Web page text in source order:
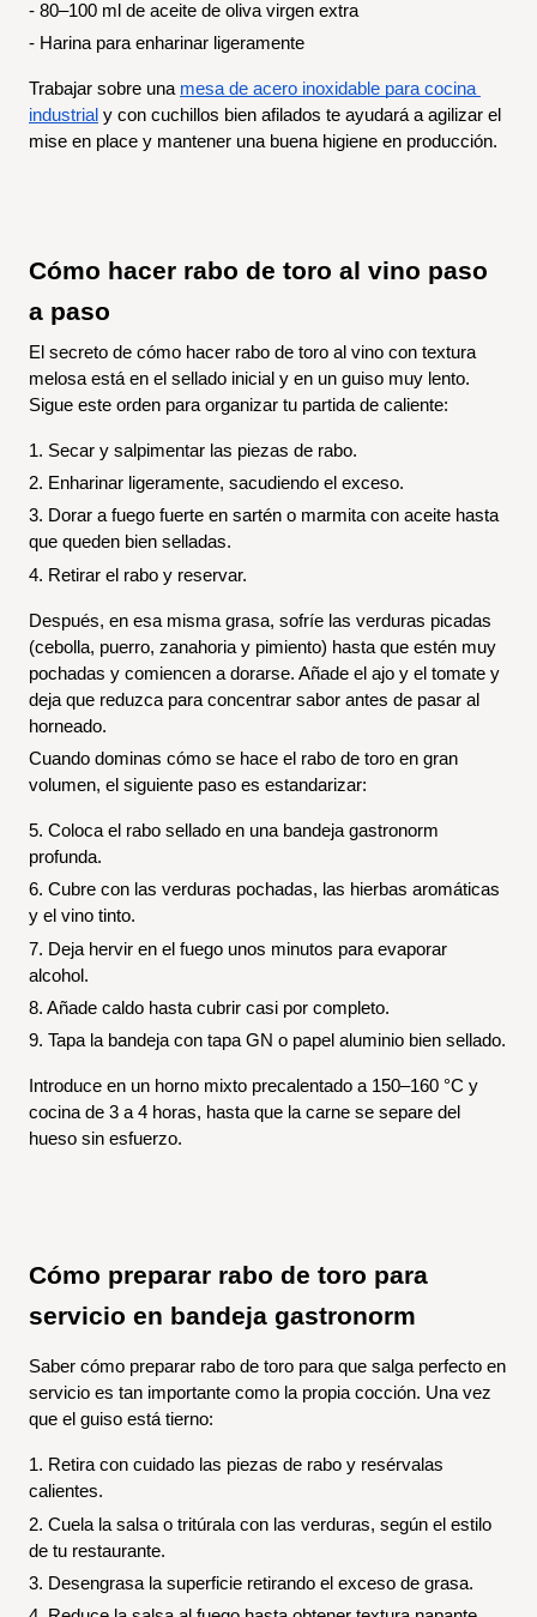
- 80–100 ml de aceite de oliva virgen extra
- Harina para enharinar ligeramente
Trabajar sobre una mesa de acero inoxidable para cocina
industrial y con cuchillos bien afilados te ayudará a agilizar el
mise en place y mantener una buena higiene en producción.
Cómo hacer rabo de toro al vino paso
a paso
El secreto de cómo hacer rabo de toro al vino con textura
melosa está en el sellado inicial y en un guiso muy lento.
Sigue este orden para organizar tu partida de caliente:
1. Secar y salpimentar las piezas de rabo.
2. Enharinar ligeramente, sacudiendo el exceso.
3. Dorar a fuego fuerte en sartén o marmita con aceite hasta
que queden bien selladas.
4. Retirar el rabo y reservar.
Después, en esa misma grasa, sofríe las verduras picadas
(cebolla, puerro, zanahoria y pimiento) hasta que estén muy
pochadas y comiencen a dorarse. Añade el ajo y el tomate y
deja que reduzca para concentrar sabor antes de pasar al
horneado.
Cuando dominas cómo se hace el rabo de toro en gran
volumen, el siguiente paso es estandarizar:
5. Coloca el rabo sellado en una bandeja gastronorm
profunda.
6. Cubre con las verduras pochadas, las hierbas aromáticas
y el vino tinto.
7. Deja hervir en el fuego unos minutos para evaporar
alcohol.
8. Añade caldo hasta cubrir casi por completo.
9. Tapa la bandeja con tapa GN o papel aluminio bien sellado.
Introduce en un horno mixto precalentado a 150–160 °C y
cocina de 3 a 4 horas, hasta que la carne se separe del
hueso sin esfuerzo.
Cómo preparar rabo de toro para
servicio en bandeja gastronorm
Saber cómo preparar rabo de toro para que salga perfecto en
servicio es tan importante como la propia cocción. Una vez
que el guiso está tierno:
1. Retira con cuidado las piezas de rabo y resérvalas
calientes.
2. Cuela la salsa o tritúrala con las verduras, según el estilo
de tu restaurante.
3. Desengrasa la superficie retirando el exceso de grasa.